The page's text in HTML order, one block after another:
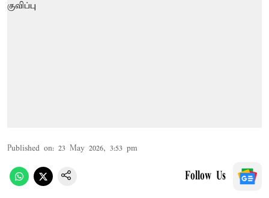
Published on: 23 May 2026, 3:53 pm
Follow Us